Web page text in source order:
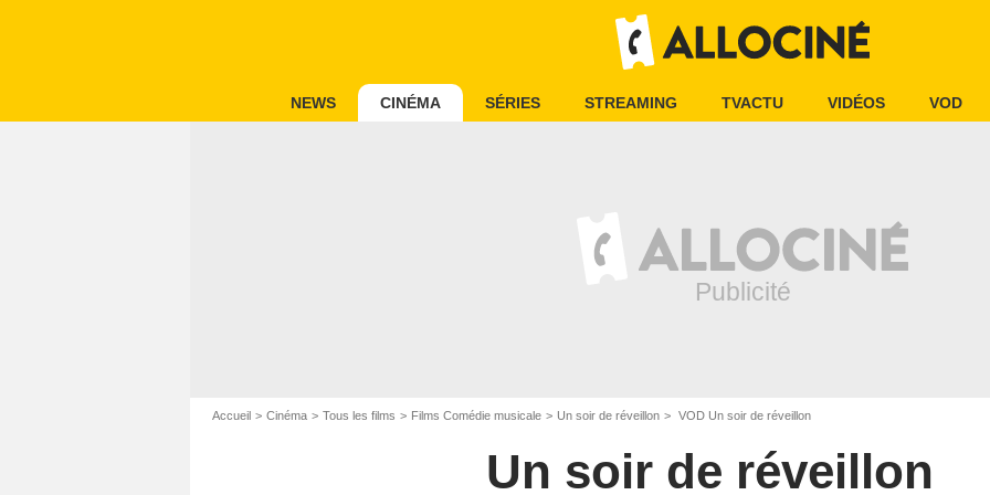
NEWS CINÉMA SÉRIES STREAMING TVACTU VIDÉOS VOD
Accueil Cinéma Tous les films Films Comédie musicale Un soir de réveillon VOD Un soir de réveillon
Un soir de réveillon